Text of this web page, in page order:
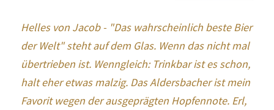
Helles von Jacob - "Das wahrscheinlich beste Bier
der Welt" steht auf dem Glas. Wenn das nicht mal
übertrieben ist. Wenngleich: Trinkbar ist es schon,
halt eher etwas malzig. Das Aldersbacher ist mein
Favorit wegen der ausgeprägten Hopfennote. Erl,